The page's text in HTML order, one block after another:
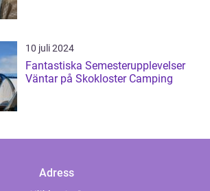
10 juli 2024
Fantastiska Semesterupplevelser
Väntar på Skokloster Camping
Adress